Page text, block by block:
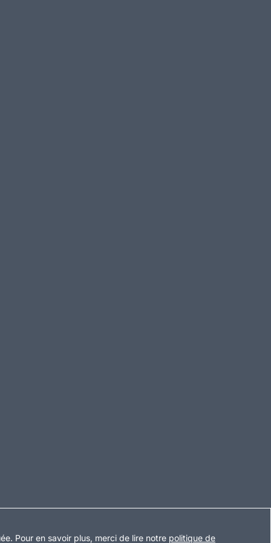
. Pour en savoir plus, merci de lire notre politique de